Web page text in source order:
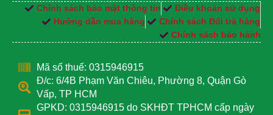
Chính sách bảo mật thông tin
Điều khoản sử dụng
Hướng dẫn mua hàng
Chính sách Đổi trả hàng
Chính sách bảo hành
Mã số thuế: 0315946915
Đ/c: 6/4B Phạm Văn Chiêu, Phường 8, Quận Gò
Vấp, TP HCM
GPKD: 0315946915 do SKHĐT TPHCM cấp ngày